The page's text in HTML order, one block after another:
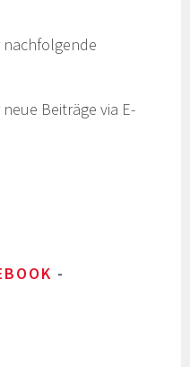
nachfolgende
Beiträge via E-